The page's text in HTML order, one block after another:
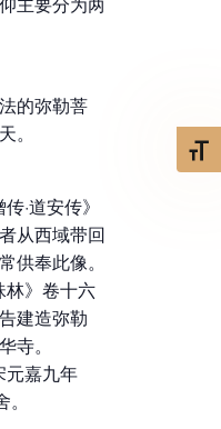
的弥勒菩
。
·道安传》
从西域带回
供奉此像。
林》卷十六
建造弥勒
寺。
元嘉九年